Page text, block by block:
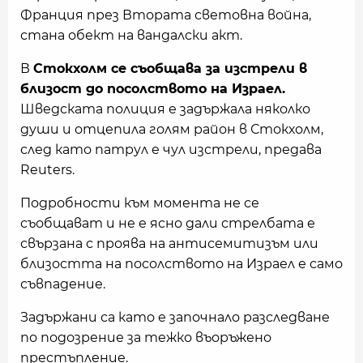
Франция през Втората световна война,
стана обект на вандалски акт.
В Стокхолм се съобщава за изстрели в
близост до посолството на Израел.
Шведската полиция е задържала няколко
души и отцепила голям район в Стокхолм,
след като патрул е чул изстрели, предава
Reuters.
Подробности към момента не се
съобщават и не е ясно дали стрелбата е
свързана с проява на антисемитизъм или
близостта на посолството на Израел е само
съвпадение.
Задържани са като е започнало разследване
по подозрение за тежко въоръжено
престъпление.